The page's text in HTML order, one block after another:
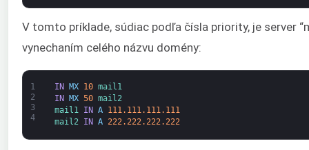
V tomto príklade, súdiac podľa čísla priority, je server
vynechaním celého názvu domény:
1
2
3
4
IN MX 10 mail1
IN
MX 50 mail2
mail1 IN A
111.111.111.111
mail2
IN A 222.222.222.222